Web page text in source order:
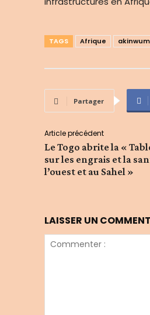
TAGS Afrique
Partager
Article précédent
Le Togo abrite la «
sur les engrais et la
l’ouest et au Sahel »
LAISSER UN